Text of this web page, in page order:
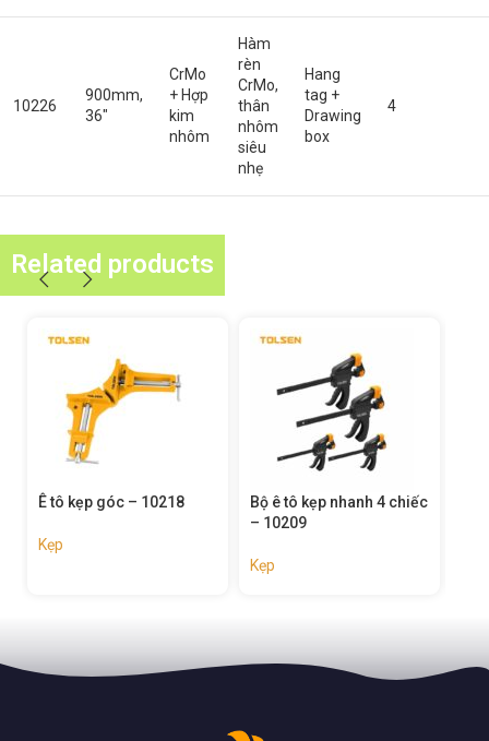
10226
900mm,
36″
CrMo
+ Hợp
kim
nhôm
Hàm
rèn
CrMo,
thân
nhôm
siêu
nhẹ
Hang
tag +
Drawing
box
4
Related products
Bộ ê tô kẹp nhanh 4 chiếc
Bộ kẹp lò xo 14 chiếc –
10196
Kẹp